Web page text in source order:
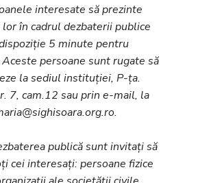
interesate să prezinte
în cadrul dezbaterii publice
5 minute pentru
persoane sunt rugate să
la sediul instituției, P-ța.
7, cam.12 sau prin e-mail, la
publică sunt invitați să
cei interesați: persoane fizice